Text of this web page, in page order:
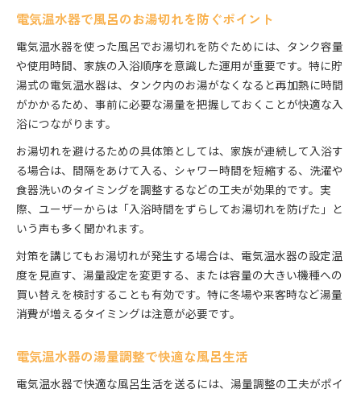
電気温水器で風呂のお湯切れを防ぐポイント
電気温水器を使った風呂でお湯切れを防ぐためには、タンク容量
や使用時間、家族の入浴順序を意識した運用が重要です。特に貯
湯式の電気温水器は、タンク内のお湯がなくなると再加熱に時間
がかかるため、事前に必要な湯量を把握しておくことが快適な入
浴につながります。
お湯切れを避けるための具体策としては、家族が連続して入浴す
る場合は、間隔をあけて入る、シャワー時間を短縮する、洗濯や
食器洗いのタイミングを調整するなどの工夫が効果的です。実
際、ユーザーからは「入浴時間をずらしてお湯切れを防げた」と
いう声も多く聞かれます。
対策を講じてもお湯切れが発生する場合は、電気温水器の設定温
度を見直す、湯量設定を変更する、または容量の大きい機種への
買い替えを検討することも有効です。特に冬場や来客時など湯量
消費が増えるタイミングは注意が必要です。
電気温水器の湯量調整で快適な風呂生活
電気温水器で快適な風呂生活を送るには、湯量調整の工夫がポイ